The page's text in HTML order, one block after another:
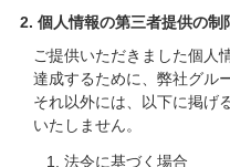
2. 個人情報の第三者提供の制
ご提供いただきました個人
達成するために、弊社グル
それ以外には、以下に掲げ
いたしません。
1. 法令に基づく場合